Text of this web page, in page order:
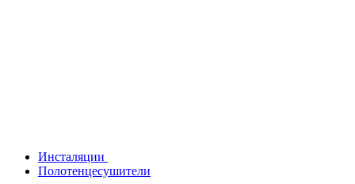
Инсталяции
Полотенцесушители